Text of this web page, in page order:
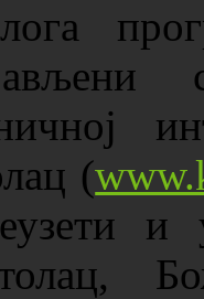
(
и